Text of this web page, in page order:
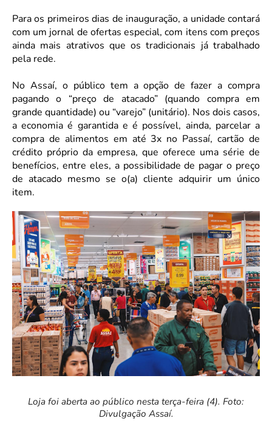
Para os primeiros dias de inauguração, a unidade contará
com um jornal de ofertas especial, com itens com preços
ainda mais atrativos que os tradicionais já trabalhado
pela rede.
No Assaí, o público tem a opção de fazer a compra
pagando o “preço de atacado” (quando compra em
grande quantidade) ou “varejo” (unitário). Nos dois casos,
a economia é garantida e é possível, ainda, parcelar a
compra de alimentos em até 3x no Passaí, cartão de
crédito próprio da empresa, que oferece uma série de
benefícios, entre eles, a possibilidade de pagar o preço
de atacado mesmo se o(a) cliente adquirir um único
item.
Loja foi aberta ao público nesta terça-feira (4). Foto:
Divulgação Assaí.